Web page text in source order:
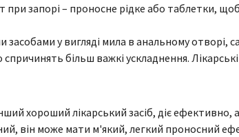
запорі – проносне рідке або таблетки,
у вигляді мила в анальному отворі,
більш важкі ускладнення.
хороший лікарський засіб, діє ефективно,
він може мати м'який, легкий проносний